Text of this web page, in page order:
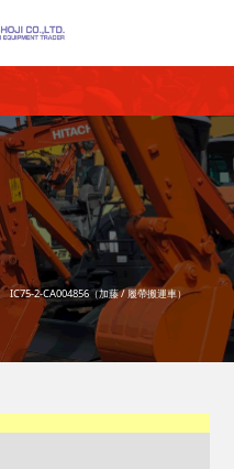
IC75-2-CA004856（加藤 / 履帶搬運車）